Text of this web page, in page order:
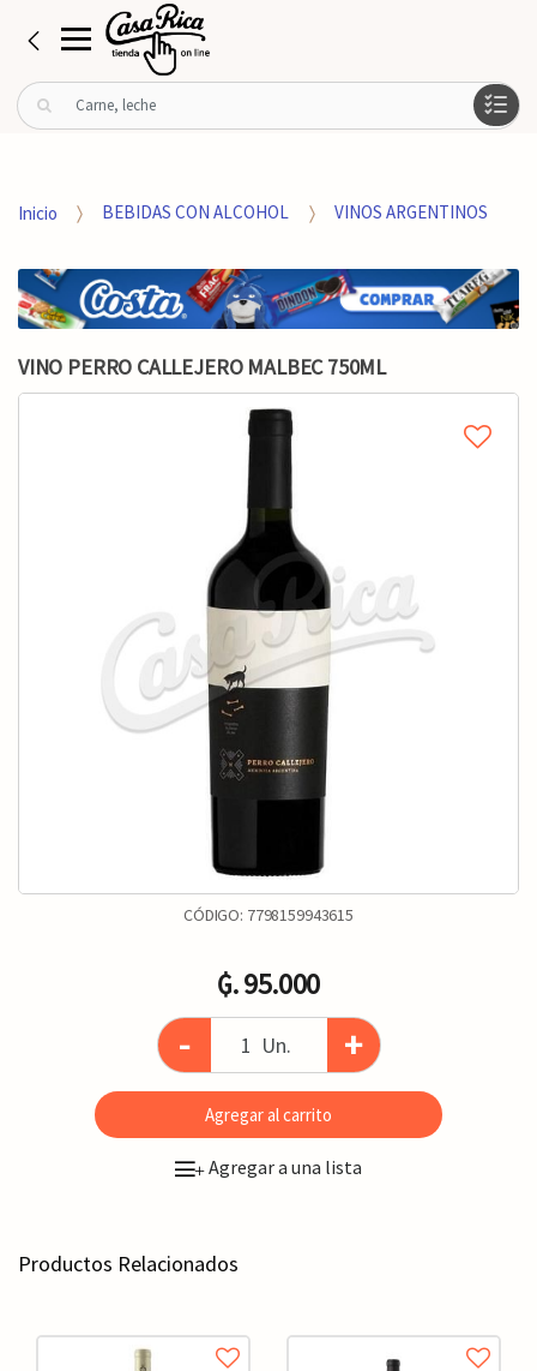
B
u
r
o
r
:
Inicio BEBIDAS CON ALCOHOL VINOS ARGENTINOS
VINO PERRO CALLEJERO MALBEC 750ML
CÓDIGO: 7798159943615
₲. 95.000
- Un. +
Agregar al carrito
+Agregar a una lista
Productos Relacionados